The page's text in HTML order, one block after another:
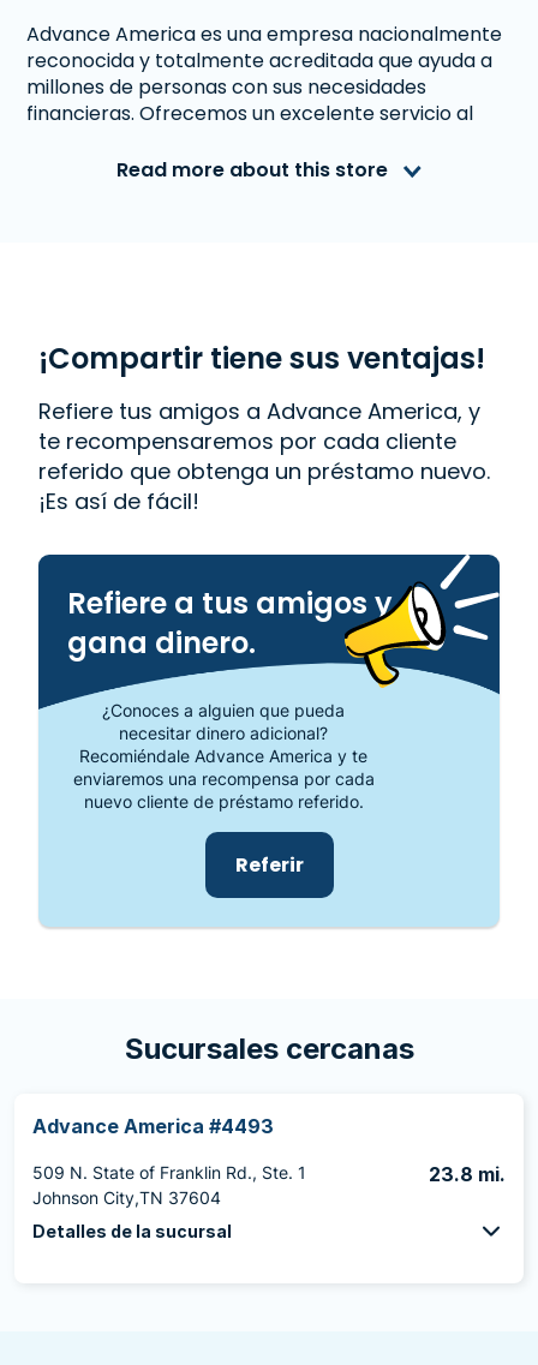
Advance America es una empresa nacionalmente
reconocida y totalmente acreditada que ayuda a
millones de personas con sus necesidades
financieras. Ofrecemos un excelente servicio al
necesitan dinero inmediato. Con nosotros obtener
Hwy., Greeneville, TN 37745.
Read more about this store
¡Compartir tiene sus ventajas!
Refiere tus amigos a Advance America, y
te recompensaremos por cada cliente
referido que obtenga un préstamo nuevo.
¡Es así de fácil!
Refiere a tus amigos y
gana dinero.
¿Conoces a alguien que pueda
necesitar dinero adicional?
Recomiéndale Advance America y te
enviaremos una recompensa por cada
nuevo cliente de préstamo referido.
Referir
Sucursales cercanas
Advance America #4493
509 N. State of Franklin Rd., Ste. 1
Johnson City,TN 37604
23.8 mi.
Detalles de la sucursal